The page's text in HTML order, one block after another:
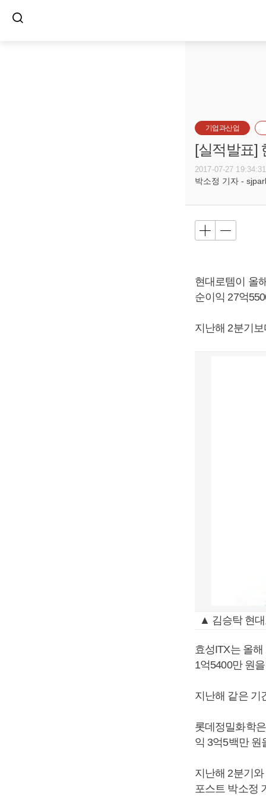
기업과산업
[실적발표]
2017-07-27 19:34:31
박소정 기자 -
현대로템이 올
순이익 27억
지난해 2분기
▲ 김승탁 현
효성ITX는 올
1억5400만 원
지난해 같은 기
롯데정밀화학
익 3억5백만 원
지난해 2분기
포스트 박소정